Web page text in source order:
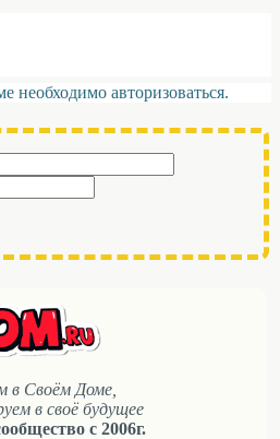
необходимо авторизоваться.
в Своём Доме,
в своё будущее
с 2006г.